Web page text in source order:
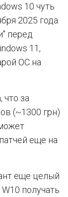
10 чуть
2025 года.
перед
11,
ОС на
за
(~1300 грн)
еще на
еще целый
получать